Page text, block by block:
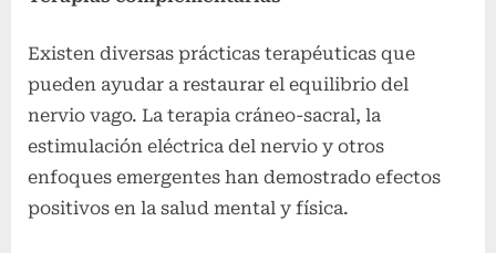
Existen diversas prácticas terapéuticas que
pueden ayudar a restaurar el equilibrio del
nervio vago. La terapia cráneo-sacral, la
estimulación eléctrica del nervio y otros
enfoques emergentes han demostrado efectos
positivos en la salud mental y física.